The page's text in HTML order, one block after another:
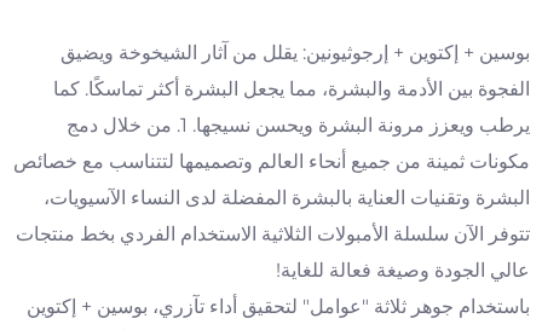
بوسين + إكتوين + إرجوثيونين: يقلل من آثار الشيخوخة ويضيق
الفجوة بين الأدمة والبشرة، مما يجعل البشرة أكثر تماسكًا. كما
يرطب ويعزز مرونة البشرة ويحسن نسيجها. 1. من خلال دمج
مكونات ثمينة من جميع أنحاء العالم وتصميمها لتتناسب مع خصائص
البشرة وتقنيات العناية بالبشرة المفضلة لدى النساء الآسيويات،
تتوفر الآن سلسلة الأمبولات الثلاثية الاستخدام الفردي بخط منتجات
عالي الجودة وصيغة فعالة للغاية!
باستخدام جوهر ثلاثة "عوامل" لتحقيق أداء تآزري، بوسين + إكتوين